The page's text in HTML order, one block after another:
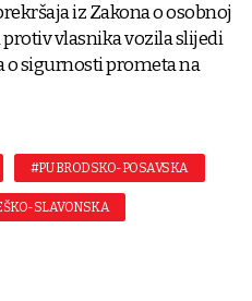
iz Zakona o osobnoj
vlasnika vozila slijedi
o sigurnosti prometa na
#PU BRODSKO-POSAVSKA
SLAVONSKA